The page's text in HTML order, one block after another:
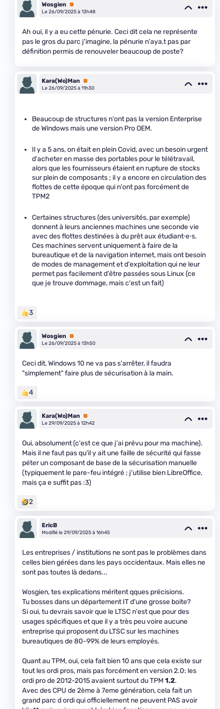
Wosgien
Premium
Le 26/09/2025 à 13h48
Ah oui, il y a eu cette pénurie. Ceci dit cela ne représente
pas le gros du parc j'imagine, la pénurie n'aya,t pas par
définition permis de renouveler beaucoup de poste?
Kara(Wo)Man
Premium
Le 26/09/2025 à 11h30
Beaucoup de structures n'ont pas la version Enterprise
de Windows mais une version Pro OEM.
Il y a 5 ans, on était en plein Covid, avec un besoin urgent
d'acheter en masse des portables pour le télétravail,
alors que les fournisseurs étaient en rupture de stocks
sur plein de composants ; il y a encore en circulation des
flottes de cette époque qui n'ont pas forcément de
TPM2
Certaines structures (des universités, par exemple)
donnent à leurs anciennes machines une seconde vie
avec des flottes destinées à du prêt aux étudiant⋅e⋅s.
Ces machines servent uniquement à faire de la
bureautique et de la navigation internet, mais ont besoin
de modes de management et d'exploitation qui ne leur
permet pas facilement d'être passées sous Linux (ce
que je trouve dommage, mais c'est un fait)
3
Wosgien
Premium
Le 26/09/2025 à 13h50
Ceci dit, Windows 10 ne va pas s'arrêter, il faudra
"simplement" faire plus de sécurisation à la main.
4
Kara(Wo)Man
Premium
Le 29/09/2025 à 12h42
Oui, absolument (c'est ce que j'ai prévu pour ma machine).
Mais il ne faut pas qu'il y ait une faille de sécurité qui fasse
péter un composant de base de la sécurisation manuelle
(typiquement le pare-feu intégré ; j'utilise bien LibreOffice,
mais ça e suffit pas :3)
2
EricB
Modifié le 29/09/2025 à 16h45
Les entreprises / institutions ne sont pas le problèmes dans
celles bien gérées dans les pays occidentaux. Mais elles ne
sont pas toutes là dedans...
Wosgien, tes explications méritent qques précisions.
Tu bosses dans un département IT d'une grosse boite?
Si oui, tu devrais savoir que le LTSC n'est que pour des
usages spécifiques et que il y a très peu voire aucune
entreprise qui proposent du LTSC sur les machines
bureautiques de 80-99% de leurs employés.
Quant au TPM, oui, cela fait bien 10 ans que cela existe sur
tout les ordi pros, mais pas forcément en version 2.0: les
ordi pro de 2012-2015 avaient surtout du TPM 1.2.
Avec des CPU de 2ème à 7eme génération, cela fait un
grand parc d ordi qui officiellement ne peuvent PAS avoir